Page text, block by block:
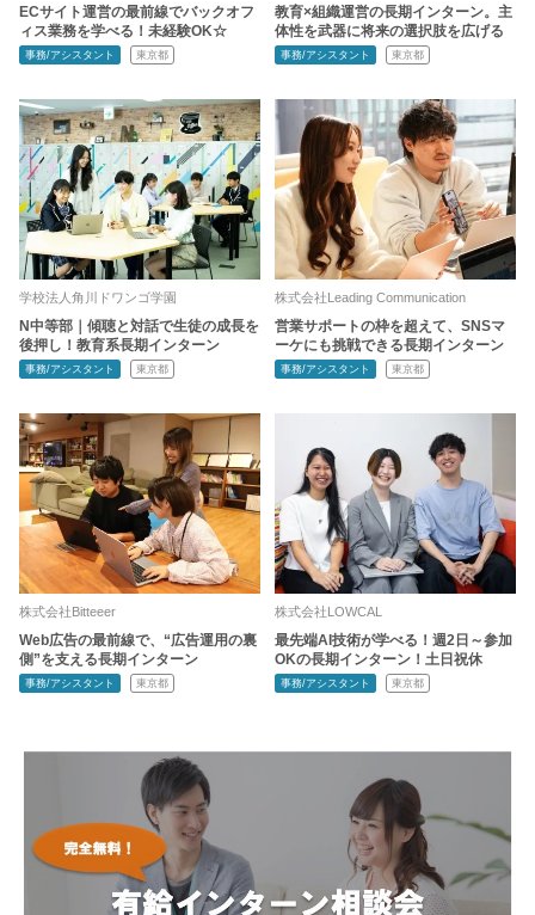
ECサイト運営の最前線でバックオフ
ィス業務を学べる！未経験OK☆
事務/アシスタント 東京都
教育×組織運営の長期インターン。主
体性を武器に将来の選択肢を広げる
事務/アシスタント 東京都
学校法人角川ドワンゴ学園
N中等部｜傾聴と対話で生徒の成長を
後押し！教育系長期インターン
事務/アシスタント 東京都
株式会社Leading Communication
営業サポートの枠を超えて、SNSマ
ーケにも挑戦できる長期インターン
事務/アシスタント 東京都
株式会社Bitteeer
Web広告の最前線で、“広告運用の裏
側”を支える長期インターン
事務/アシスタント 東京都
株式会社LOWCAL
最先端AI技術が学べる！週2日～参加
OKの長期インターン！土日祝休
事務/アシスタント 東京都